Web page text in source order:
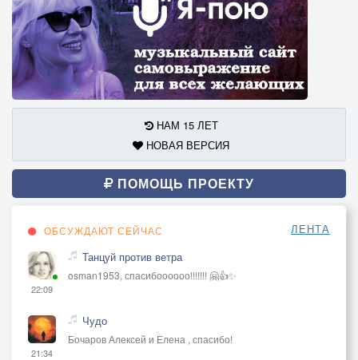
НАМ 15 ЛЕТ
НОВАЯ ВЕРСИЯ
ПОМОЩЬ ПРОЕКТУ
ОБСУЖДАЮТ СЕЙЧАС ЛЕНТА
22:09
Танцуй против ветра
osman1953, спасибоооооо!!!!!!! 🤗👍✨
21:34
Чудо
Бочаров Алексей и Елена , спасибо!